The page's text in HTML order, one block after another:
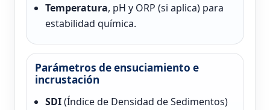
Temperatura, pH y ORP (si aplica) para
estabilidad química.
Parámetros de ensuciamiento e
incrustación
SDI(Índice de Densidad de Sedimentos)